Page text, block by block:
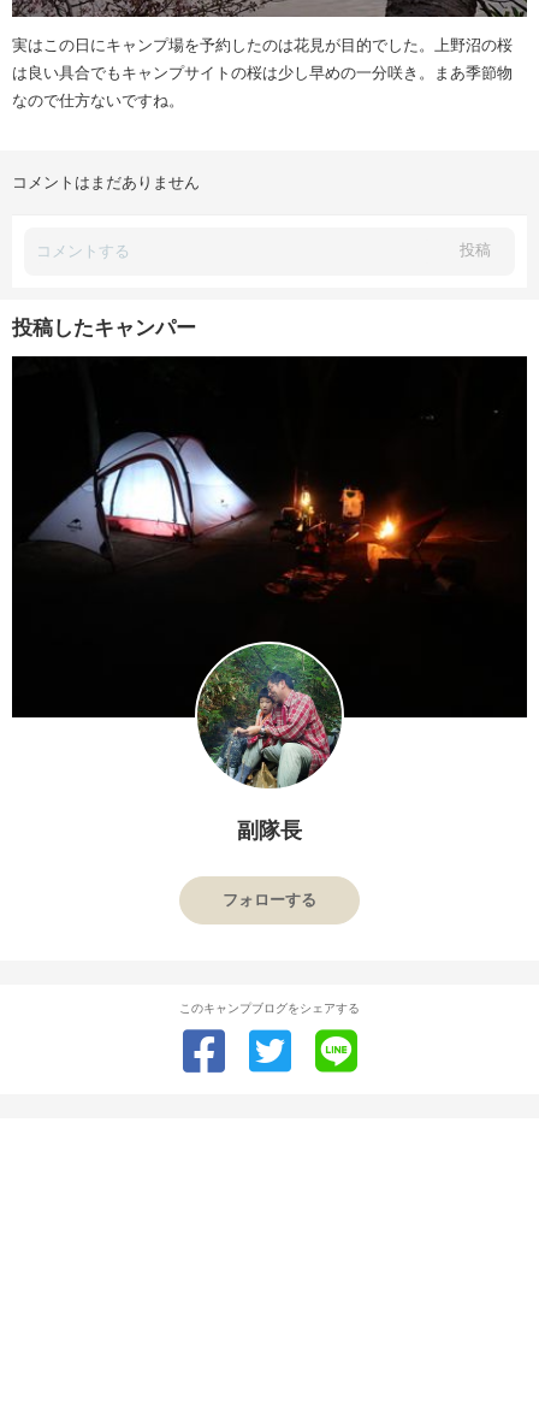
実はこの日にキャンプ場を予約したのは花見が目的でした。上野沼の桜
は良い具合でもキャンプサイトの桜は少し早めの一分咲き。まあ季節物
なので仕方ないですね。
コメントはまだありません
投稿
投稿したキャンパー
副隊長
フォローする
このキャンプブログをシェアする